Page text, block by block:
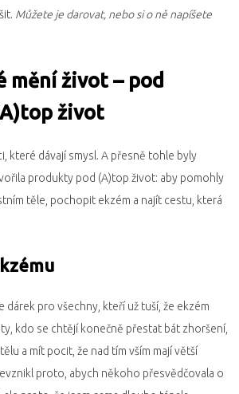
Můžete je darovat, nebo si o ně napíšete
mění život – pod
život
které dávají smysl. A přesně tohle byly
produkty pod (A)top život: aby pomohly
těle, pochopit ekzém a najít cestu, která
dárek pro všechny, kteří už tuší, že ekzém
kdo se chtějí konečně přestat bát zhoršení,
a mít pocit, že nad tím vším mají větší
proto, abych někoho přesvědčovala o